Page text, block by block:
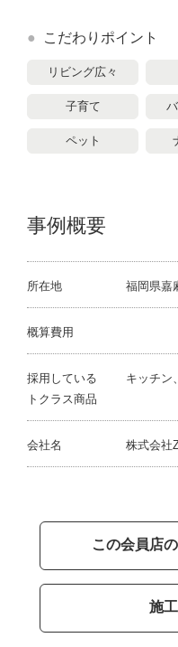
こだわりポイント
リビング広々
子育て
ペット
事例概要
所在地 福岡県嘉
概算費用
採用している
トクラス商品
キッチン
会社名 株式会社
この会員店
施